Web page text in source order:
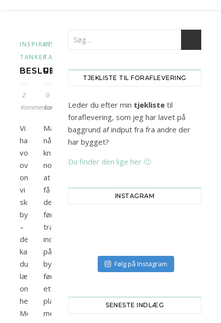
INSPIRATION
VORES
TANKER
BESLUTNINGER
2
Kommentarer
Vi
havde
vores
overvejelser
om
vi
skulle
bygge
–
det
kan
du
læse
om
her.
Men
INSPIRATION,
TANKER
REJSEGILDE
0
kommentarer
Man
når
knapt
nok,
at
få
det
første
træ
ind
på
byggepladsen,
før
et
planlægnings-
menneske
TJEKLISTE TIL FORAFLEVERING
Leder du efter min tjekliste til
foraflevering, som jeg har lavet på
baggrund af indput fra fra andre der
har bygget?
Du finder den lige her 🙂
INSTAGRAM
Følg på Instagram
SENESTE INDLÆG